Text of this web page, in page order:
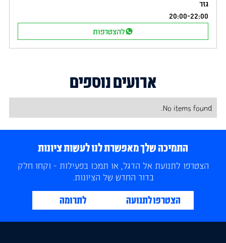
גזר
20:00-22:00
להצטרפות
ארועים נוספים
No items found.
התמיכה שלך מאפשרת לנו לעשות ציונות
הצטרפו לתנועת אל הדגל, או תמכו בפעילות - וקחו חלק
בדור החדש של הציונות.
הצטרפו לתנועה לתרומה